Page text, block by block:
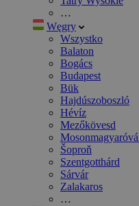
…
Węgry
Wszystko
Balaton
Bogács
Budapest
Bük
Hajdúszoboszló
Hévíz
Mezőkövesd
Šoproň
Szentgotthárd
Sárvár
Zalakaros
…